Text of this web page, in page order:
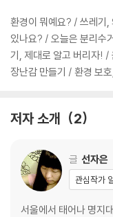
책 말미에는 환경을 지키
나 목욕을 할 때는 물을
하지 않는 TV는 전원을
능한 사용하지 않고, 음식
으로 장난감도 만들고, 게
환경이 뭐예요? / 쓰레기,
있나요? / 오늘은 분리수
기, 제대로 알고 버리자!
장난감 만들기 / 환경 보
저자 소개 2
글 선자은
관심작가
서울에서 태어나 명지